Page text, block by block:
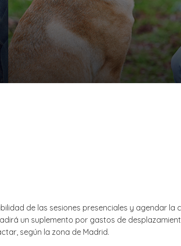
de las sesiones presenciales y agendar la
un suplemento por gastos de
según la zona de Madrid.